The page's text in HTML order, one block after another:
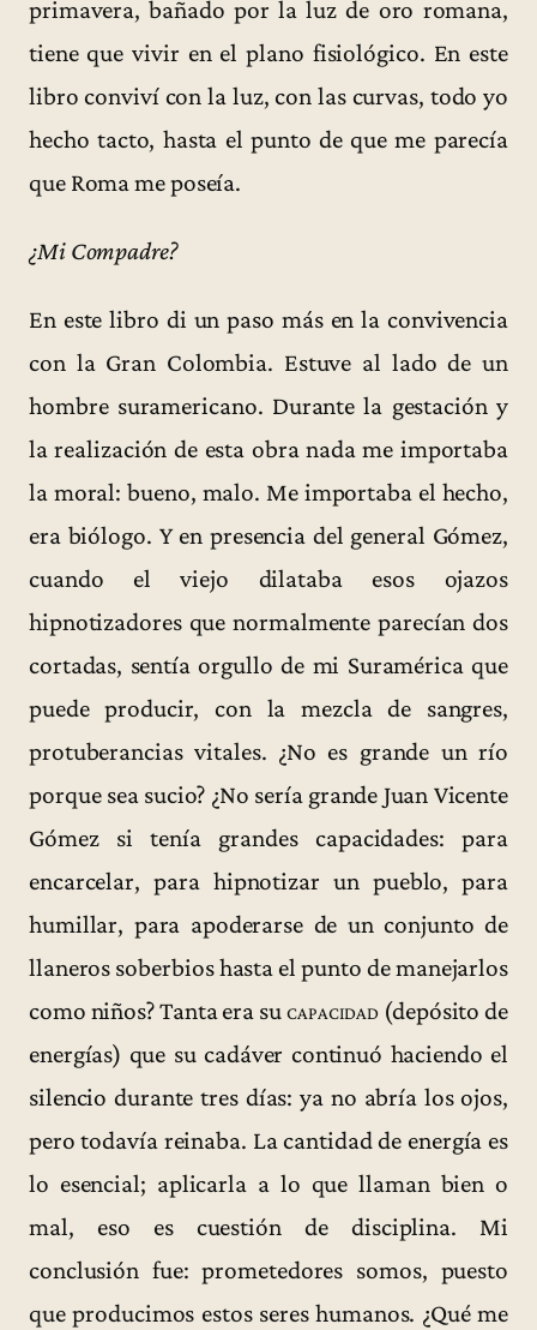
primavera, bañado por la luz de oro romana,
tiene que vivir en el plano fisiológico. En este
libro conviví con la luz, con las curvas, todo yo
hecho tacto, hasta el punto de que me parecía
que Roma me poseía.
¿Mi Compadre?
En este libro di un paso más en la convivencia
con la Gran Colombia. Estuve al lado de un
hombre suramericano. Durante la gestación y
la realización de esta obra nada me importaba
la moral: bueno, malo. Me importaba el hecho,
era biólogo. Y en presencia del general Gómez,
cuando el viejo dilataba esos ojazos
hipnotizadores que normalmente parecían dos
cortadas, sentía orgullo de mi Suramérica que
puede producir, con la mezcla de sangres,
protuberancias vitales. ¿No es grande un río
porque sea sucio? ¿No sería grande Juan Vicente
Gómez si tenía grandes capacidades: para
encarcelar, para hipnotizar un pueblo, para
humillar, para apoderarse de un conjunto de
llaneros soberbios hasta el punto de manejarlos
como niños? Tanta era sucapacidad (depósito de
energías) que su cadáver continuó haciendo el
silencio durante tres días: ya no abría los ojos,
pero todavía reinaba. La cantidad de energía es
lo esencial; aplicarla a lo que llaman bien o
mal, eso es cuestión de disciplina. Mi
conclusión fue: prometedores somos, puesto
que producimos estos seres humanos. ¿Qué me